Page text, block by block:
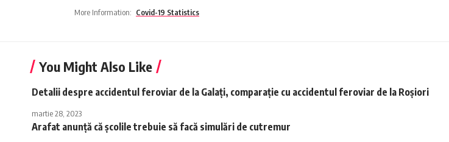
More Information: Covid-19 Statistics
You Might Also Like
Detalii despre accidentul feroviar de la Galaţi, comparație cu accidentul feroviar de la Roșiori
martie 28, 2023
Arafat anunță că școlile trebuie să facă simulări de cutremur